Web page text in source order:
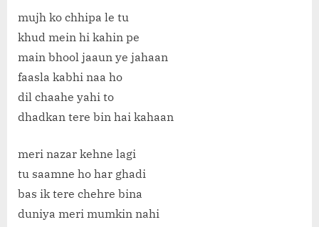
mujh ko chhipa le tu
khud mein hi kahin pe
main bhool jaaun ye jahaan
faasla kabhi naa ho
dil chaahe yahi to
dhadkan tere bin hai kahaan
meri nazar kehne lagi
tu saamne ho har ghadi
bas ik tere chehre bina
duniya meri mumkin nahi